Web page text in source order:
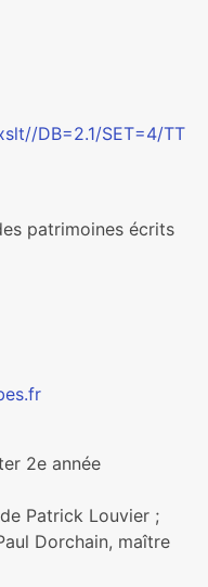
DB=2.1/SET=4/TT
patrimoines écrits
2e année
Patrick Louvier ;
Dorchain, maître